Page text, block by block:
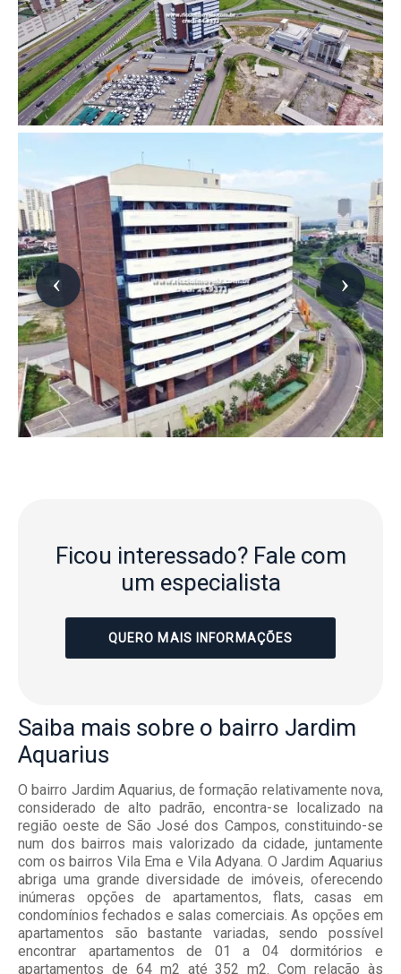
Ficou interessado? Fale com
um especialista
QUERO MAIS INFORMAÇÕES
Saiba mais sobre o bairro Jardim
Aquarius
O bairro Jardim Aquarius, de formação relativamente nova,
considerado de alto padrão, encontra-se localizado na
região oeste de São José dos Campos, constituindo-se
num dos bairros mais valorizado da cidade, juntamente
com os bairros Vila Ema e Vila Adyana. O Jardim Aquarius
abriga uma grande diversidade de imóveis, oferecendo
inúmeras opções de apartamentos, flats, casas em
condomínios fechados e salas comerciais. As opções em
apartamentos são bastante variadas, sendo possível
encontrar apartamentos de 01 a 04 dormitórios e
apartamentos de 64 m2 até 352 m2. Com relação às